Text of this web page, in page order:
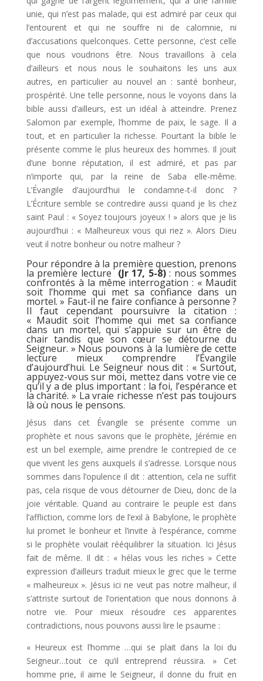
unie, qui n’est pas malade, qui est admiré par ceux qui
l’entourent et qui ne souffre ni de calomnie, ni
d’accusations quelconques. Cette personne, c’est celle
que nous voudrions être. Nous travaillons à cela
d’ailleurs et nous nous le souhaitons les uns aux
autres, en particulier au nouvel an : santé bonheur,
prospérité. Une telle personne, nous le voyons dans la
bible aussi d’ailleurs, est un idéal à atteindre. Prenez
Salomon par exemple, l’homme de paix, le sage. Il a
tout, et en particulier la richesse. Pourtant la bible le
présente comme le plus heureux des hommes. Il jouit
d’une bonne réputation, il est admiré, et pas par
n’importe qui, par la reine de Saba elle-même.
L’Évangile d’aujourd’hui le condamne-t-il donc ?
L’Écriture semble se contredire aussi quand je lis chez
saint Paul : « Soyez toujours joyeux ! » alors que je lis
aujourd’hui : « Malheureux vous qui riez ». Alors Dieu
veut il notre bonheur ou notre malheur ?
Pour répondre à la première question, prenons
la première lecture (Jr 17, 5-8): nous sommes
confrontés à la même interrogation : « Maudit
soit l’homme qui met sa confiance dans un
mortel. » Faut-il ne faire confiance à personne ?
Il faut cependant poursuivre la citation :
« Maudit soit l’homme qui met sa confiance
dans un mortel, qui s’appuie sur un être de
chair tandis que son cœur se détourne du
Seigneur. » Nous pouvons à la lumière de cette
lecture mieux comprendre l’Évangile
d’aujourd’hui. Le Seigneur nous dit : « Surtout,
appuyez-vous sur moi, mettez dans votre vie ce
qu’il y a de plus important : la foi, l’espérance et
la charité. » La vraie richesse n’est pas toujours
là où nous le pensons.
Jésus dans cet Évangile se présente comme un
prophète et nous savons que le prophète, Jérémie en
est un bel exemple, aime prendre le contrepied de ce
que vivent les gens auxquels il s’adresse. Lorsque nous
sommes dans l’opulence il dit : attention, cela ne suffit
pas, cela risque de vous détourner de Dieu, donc de la
joie véritable. Quand au contraire le peuple est dans
l’affliction, comme lors de l’exil à Babylone, le prophète
lui promet le bonheur et l’invite à l’espérance, comme
si le prophète voulait rééquilibrer la situation. Ici Jésus
fait de même. Il dit : « hélas vous les riches » Cette
expression d’ailleurs traduit mieux le grec que le terme
« malheureux ». Jésus ici ne veut pas notre malheur, il
s’attriste surtout de l’orientation que nous donnons à
notre vie. Pour mieux résoudre ces apparentes
contradictions, nous pouvons aussi lire le psaume :
« Heureux est l’homme …qui se plait dans la loi du
Seigneur…tout ce qu’il entreprend réussira. » Cet
homme prie, il aime le Seigneur, il donne du fruit en